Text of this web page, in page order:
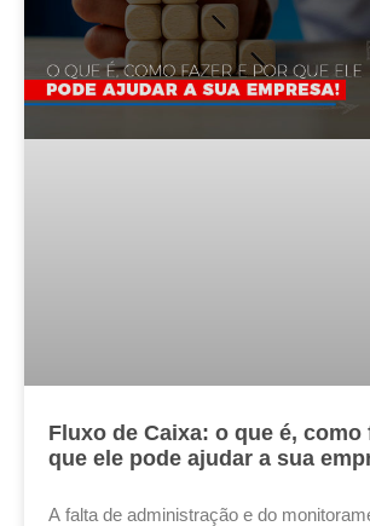
Fluxo de Caixa: o que é, como
que ele pode ajudar a sua
A falta de administração e do